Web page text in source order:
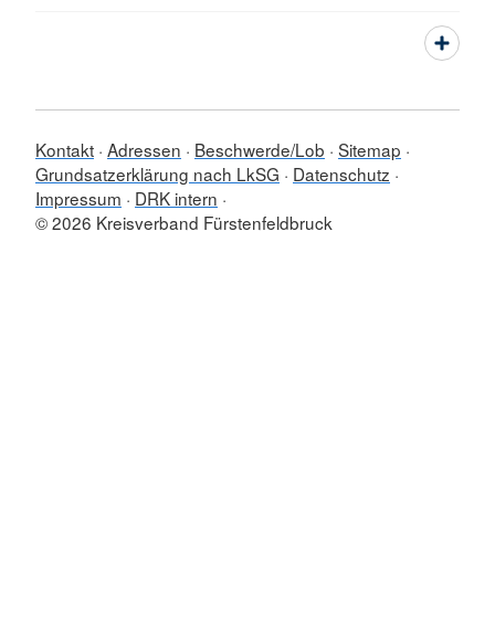
Kontakt Adressen Beschwerde/Lob Sitemap
Grundsatzerklärung nach LkSG
Datenschutz
Impressum
DRK intern
© 2026 Kreisverband Fürstenfeldbruck